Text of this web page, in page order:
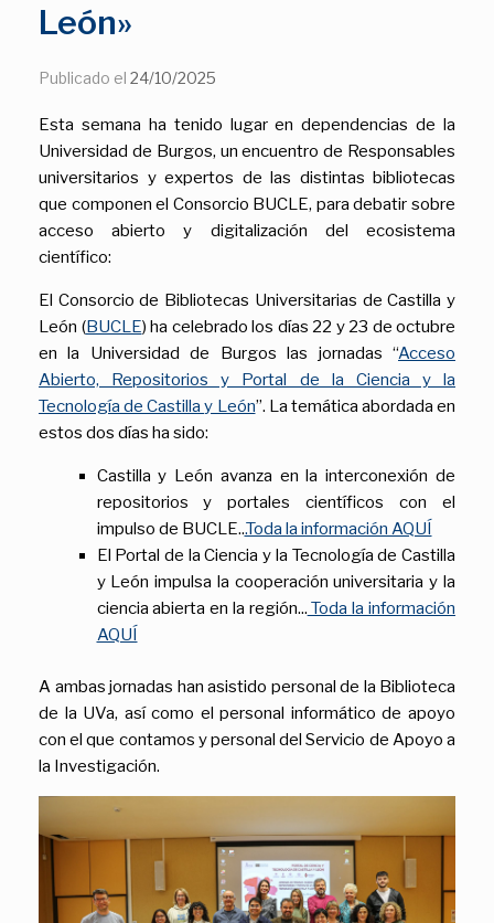
León»
Publicado el 24/10/2025
Esta semana ha tenido lugar en dependencias de la
Universidad de Burgos, un encuentro de Responsables
universitarios y expertos de las distintas bibliotecas
que componen el Consorcio BUCLE, para debatir sobre
acceso abierto y digitalización del ecosistema
científico:
El Consorcio de Bibliotecas Universitarias de Castilla y
León (BUCLE) ha celebrado los días 22 y 23 de octubre
en la Universidad de Burgos las jornadas “Acceso
Abierto, Repositorios y Portal de la Ciencia y la
Tecnología de Castilla y León”. La temática abordada en
estos dos días ha sido:
Castilla y León avanza en la interconexión de
repositorios y portales científicos con el
impulso de BUCLE...Toda la información AQUÍ
El Portal de la Ciencia y la Tecnología de Castilla
y León impulsa la cooperación universitaria y la
ciencia abierta en la región... Toda la información
AQUÍ
A ambas jornadas han asistido personal de la Biblioteca
de la UVa, así como el personal informático de apoyo
con el que contamos y personal del Servicio de Apoyo a
la Investigación.